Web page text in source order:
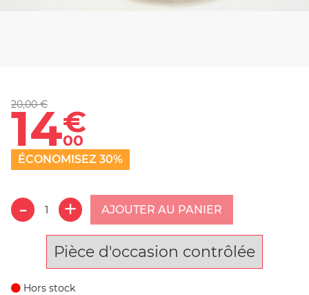
20,00 €
14€
00
ÉCONOMISEZ 30%
AJOUTER AU PANIER
Pièce d'occasion contrôlée
Hors stock